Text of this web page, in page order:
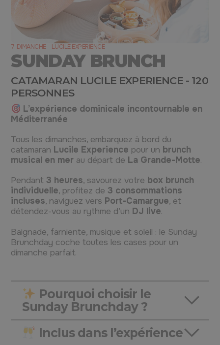
7. DIMANCHE - LUCILE EXPERIENCE
SUNDAY BRUNCH
CATAMARAN LUCILE EXPERIENCE - 120
PERSONNES
L’expérience dominicale incontournable en
Méditerranée
Tous les dimanches, embarquez à bord du
catamaran Lucile Experience pour un brunch
musical en mer au départ de La Grande-Motte.
Pendant 3 heures, savourez votre box brunch
individuelle, profitez de 3 consommations
incluses, naviguez vers Port-Camargue, et
détendez-vous au rythme d’un DJ live.
Baignade, farniente, musique et soleil : le Sunday
Brunchday coche toutes les cases pour un
dimanche parfait.
Pourquoi choisir le
Sunday Brunchday ?
Inclus dans l’expérience